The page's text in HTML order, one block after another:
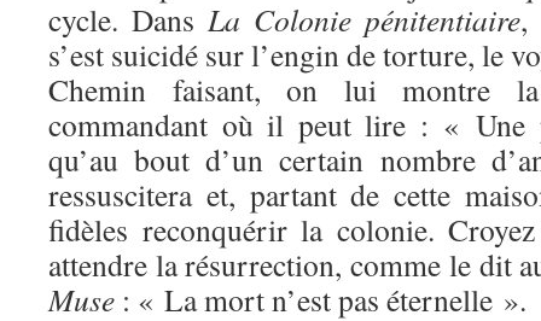
cycle. Dans La Colonie pénitentiaire,
s’est suicidé sur l’engin de torture, le
Chemin faisant, on lui montre
commandant où il peut lire : « Une
qu’au bout d’un certain nombre
ressuscitera et, partant de cette
fidèles reconquérir la colonie.
attendre la résurrection, comme le dit
Muse : « La mort n’est pas éternelle ».